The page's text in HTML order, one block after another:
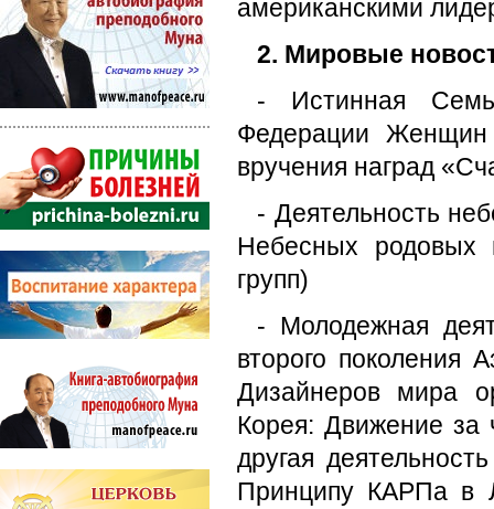
американскими
2. Мировые
- Истинная
Федерации
вручения наград
- Деятельность
Небесных родовых
групп)
- Молодежная
второго поколения
Дизайнеров мира
Корея: Движение за
другая
Принципу КАРПа в